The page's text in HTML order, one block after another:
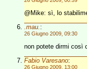
@Mike: sì, lo
.mau. :
26 Giugno 2009, 09:30
non potete dirmi così
Fabio Varesano:
26 Giugno 2009, 13:00